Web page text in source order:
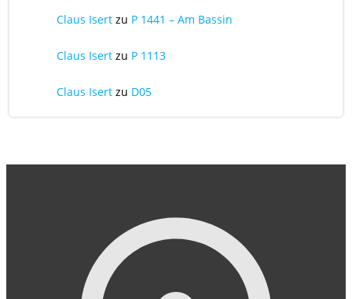
Claus Isert zu P 1441 – Am Bassin
Claus Isert zu P 1113
Claus Isert zu D05